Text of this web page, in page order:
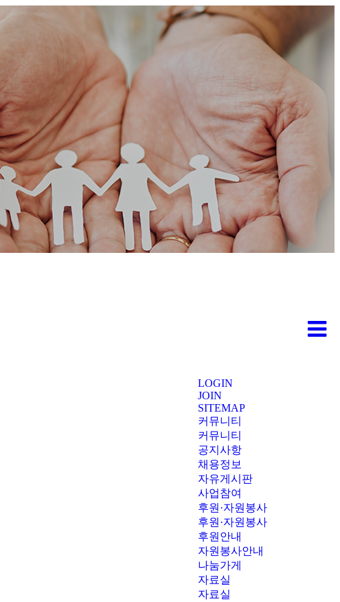
LOGIN
JOIN
SITEMAP
커뮤니티
커뮤니티
공지사항
채용정보
자유게시판
사업참여
후원·자원봉사
후원·자원봉사
후원안내
자원봉사안내
나눔가게
자료실
자료실